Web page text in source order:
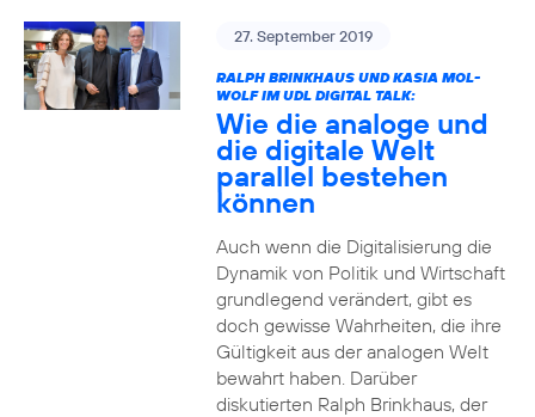
27. September 2019
RALPH BRINKHAUS UND KASIA MOL-
WOLF IM UDL DIGITAL TALK:
Wie die analoge und
die digitale Welt
parallel bestehen
können
Auch wenn die Digitalisierung die
Dynamik von Politik und Wirtschaft
grundlegend verändert, gibt es
doch gewisse Wahrheiten, die ihre
Gültigkeit aus der analogen Welt
bewahrt haben. Darüber
diskutierten Ralph Brinkhaus, der